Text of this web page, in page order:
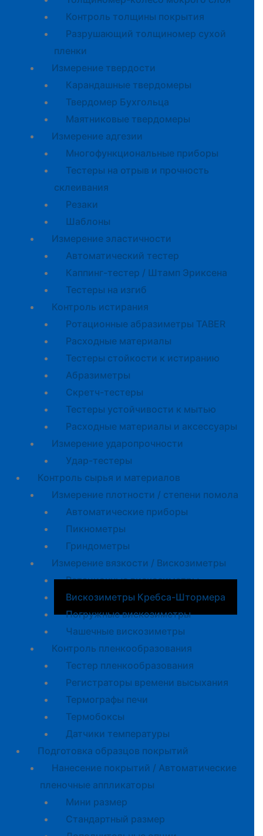
Контроль толщины покрытия
Разрушающий толщиномер сухой
пленки
Измерение твердости
Карандашные твердомеры
Твердомер Бухгольца
Маятниковые твердомеры
Измерение адгезии
Многофункциональные приборы
Тестеры на отрыв и прочность
склеивания
Резаки
Шаблоны
Измерение эластичности
Автоматический тестер
Каппинг-тестер / Штамп Эриксена
Тестеры на изгиб
Контроль истирания
Ротационные абразиметры TABER
Расходные материалы
Тестеры стойкости к истиранию
Абразиметры
Скретч-тестеры
Тестеры устойчивости к мытью
Расходные материалы и аксессуары
Измерение ударопрочности
Удар-тестеры
Контроль сырья и материалов
Измерение плотности / степени помола
Автоматические приборы
Пикнометры
Гриндометры
Измерение вязкости / Вискозиметры
Ротационные вискозиметры
Вискозиметры Кребса-Штормера
Погружные вискозиметры
Чашечные вискозиметры
Контроль пленкообразования
Тестер пленкообразования
Регистраторы времени высыхания
Термографы печи
Термобоксы
Датчики температуры
Подготовка образцов покрытий
Нанесение покрытий / Автоматические
пленочные аппликаторы
Мини размер
Стандартный размер